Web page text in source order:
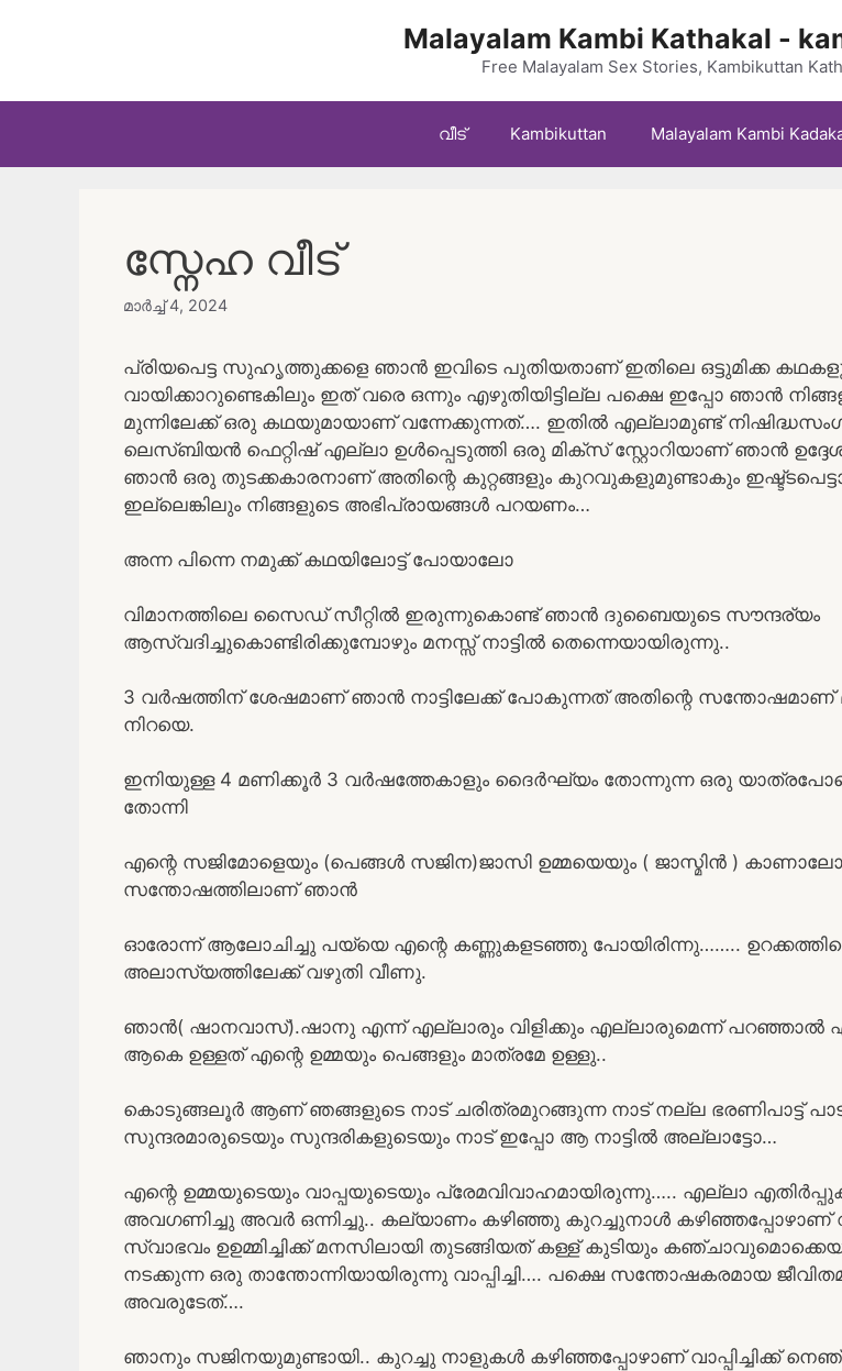
Malayalam Kambi Kathakal -
Free Malayalam Sex Stories, Kambikuttan
വീട് Kambikuttan Malayalam Kambi
സ്നേഹ വീട്
മാർച്ച്‌ 4, 2024
പ്രിയപെട്ട സുഹൃത്തുക്കളെ ഞാൻ ഇവിടെ പുതിയതാണ് ഇതിലെ ഒട്ടുമിക്ക
വായിക്കാറുണ്ടെകിലും ഇത് വരെ ഒന്നും എഴുതിയിട്ടില്ല പക്ഷെ ഇപ്പോ ഞാൻ
മുന്നിലേക്ക് ഒരു കഥയുമായാണ് വന്നേക്കുന്നത്…. ഇതിൽ എല്ലാമുണ്ട്
ലെസ്ബിയൻ ഫെറ്റിഷ് എല്ലാ ഉൾപ്പെടുത്തി ഒരു മിക്സ്‌ സ്റ്റോറിയാണ് ഞാൻ
ഞാൻ ഒരു തുടക്കകാരനാണ് അതിന്റെ കുറ്റങ്ങളും കുറവുകളുമുണ്ടാകും
ഇല്ലെങ്കിലും നിങ്ങളുടെ അഭിപ്രായങ്ങൾ പറയണം…
അന്ന പിന്നെ നമുക്ക് കഥയിലോട്ട് പോയാലോ
വിമാനത്തിലെ സൈഡ് സീറ്റിൽ ഇരുന്നുകൊണ്ട് ഞാൻ ദുബൈയുടെ സൗന്ദര്യം
ആസ്വദിച്ചുകൊണ്ടിരിക്കുമ്പോഴും മനസ്സ് നാട്ടിൽ തെന്നെയായിരുന്നു..
3 വർഷത്തിന് ശേഷമാണ് ഞാൻ നാട്ടിലേക്ക് പോകുന്നത് അതിന്റെ സന്തോഷമാണ്
നിറയെ.
ഇനിയുള്ള 4 മണിക്കൂർ 3 വർഷത്തേകാളും ദൈർഘ്യം തോന്നുന്ന ഒരു
തോന്നി
എന്റെ സജിമോളെയും (പെങ്ങൾ സജിന)ജാസി ഉമ്മയെയും ( ജാസ്മിൻ )
സന്തോഷത്തിലാണ് ഞാൻ
ഓരോന്ന് ആലോചിച്ചു പയ്യെ എന്റെ കണ്ണുകളടഞ്ഞു പോയിരിന്നു……..
അലാസ്യത്തിലേക്ക് വഴുതി വീണു.
ഞാൻ( ഷാനവാസ്‌).ഷാനു എന്ന് എല്ലാരും വിളിക്കും എല്ലാരുമെന്ന് പറഞ്ഞാൽ
ആകെ ഉള്ളത് എന്റെ ഉമ്മയും പെങ്ങളും മാത്രമേ ഉള്ളു..
കൊടുങ്ങലൂർ ആണ് ഞങ്ങളുടെ നാട് ചരിത്രമുറങ്ങുന്ന നാട് നല്ല ഭരണിപാട്ട്
സുന്ദരമാരുടെയും സുന്ദരികളുടെയും നാട് ഇപ്പോ ആ നാട്ടിൽ അല്ലാട്ടോ…
എന്റെ ഉമ്മയുടെയും വാപ്പയുടെയും പ്രേമവിവാഹമായിരുന്നു….. എല്ലാ
അവഗണിച്ചു അവർ ഒന്നിച്ചു.. കല്യാണം കഴിഞ്ഞു കുറച്ചുനാൾ കഴിഞ്ഞപ്പോഴാണ്
സ്വാഭവം ഉഉമ്മിച്ചിക്ക് മനസിലായി തുടങ്ങിയത് കള്ള് കുടിയും
നടക്കുന്ന ഒരു താന്തോന്നിയായിരുന്നു വാപ്പിച്ചി…. പക്ഷെ സന്തോഷകരമായ
അവരുടേത്….
ഞാനും സജിനയുമുണ്ടായി.. കുറച്ചു നാളുകൾ കഴിഞ്ഞപ്പോഴാണ് വാപ്പിച്ചിക്ക്